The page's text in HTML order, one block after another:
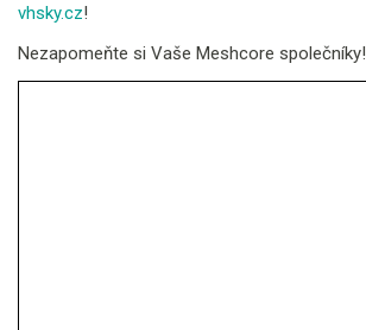
vhsky.cz!
Nezapomeňte si Vaše Meshcore společníky!